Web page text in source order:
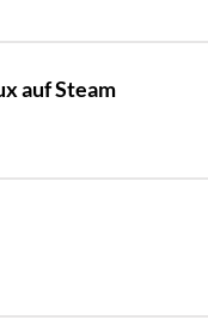
auf Steam